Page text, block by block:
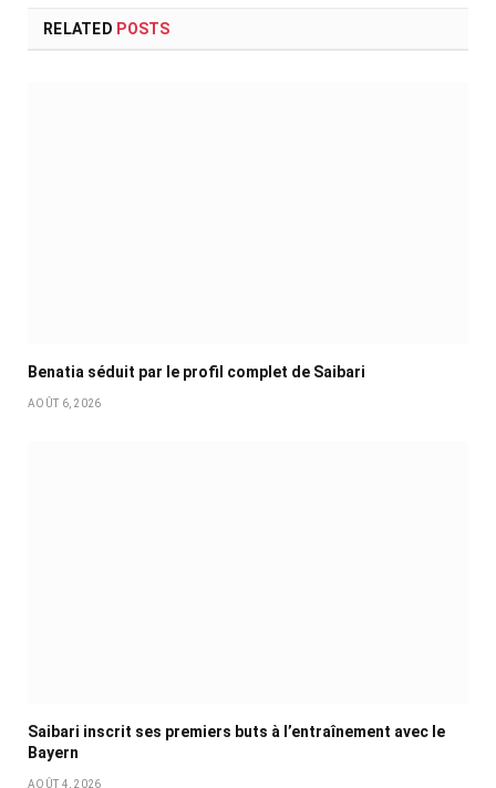
RELATED POSTS
Benatia séduit par le profil complet de Saibari
AOÛT 6, 2026
Saibari inscrit ses premiers buts à l’entraînement avec le
Bayern
AOÛT 4, 2026